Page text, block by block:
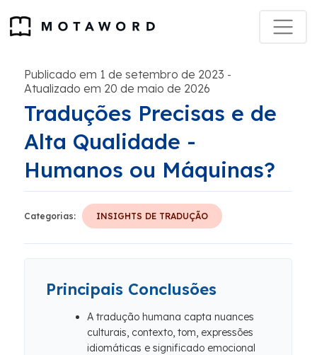
Publicado em 1 de setembro de 2023 -
Atualizado em 20 de maio de 2026
Traduções Precisas e de
Alta Qualidade -
Humanos ou Máquinas?
Categorias: INSIGHTS DE TRADUÇÃO
Principais Conclusões
A tradução humana capta nuances
culturais, contexto, tom, expressões
idiomáticas e significado emocional